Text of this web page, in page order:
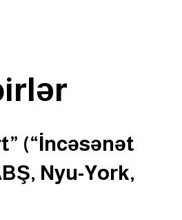
(“İncəsənət
Nyu-York,